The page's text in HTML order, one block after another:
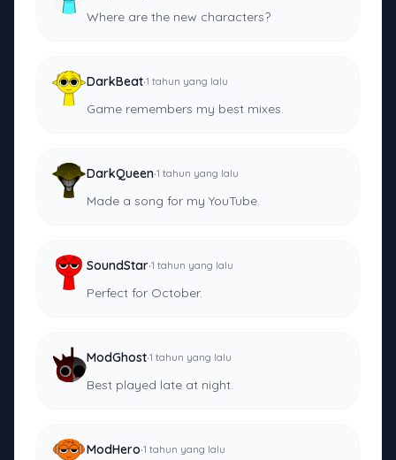
Where are the new characters?
DarkBeat·1 tahun yang lalu
Game remembers my best mixes.
DarkQueen·1 tahun yang lalu
Made a song for my YouTube.
SoundStar·1 tahun yang lalu
Perfect for October.
ModGhost·1 tahun yang lalu
Best played late at night.
ModHero·1 tahun yang lalu